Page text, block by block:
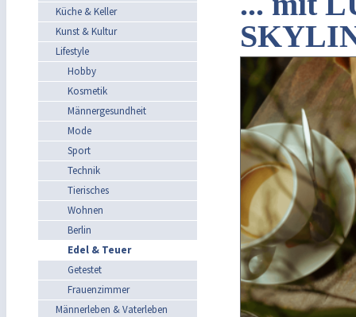
Küche & Keller
Kunst & Kultur
Lifestyle
Hobby
Kosmetik
Männergesundheit
Mode
Sport
Technik
Tierisches
Wohnen
Berlin
Edel & Teuer
Getestet
Frauenzimmer
Männerleben & Vaterleben